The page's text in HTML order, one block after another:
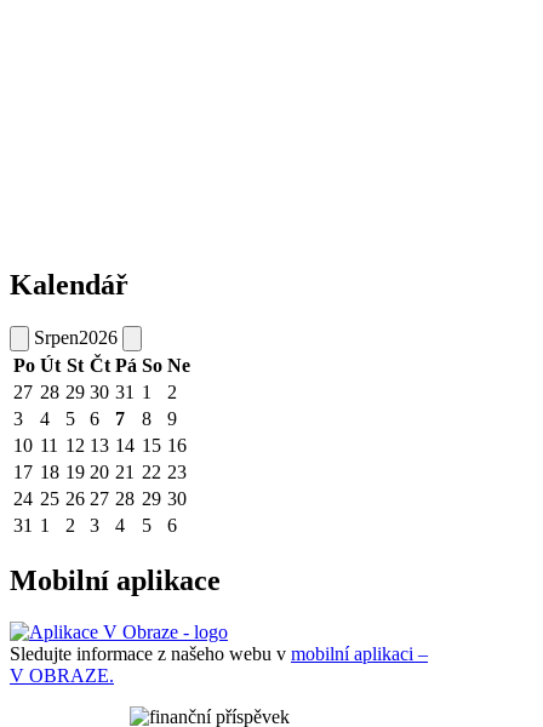
Kalendář
Srpen2026
Po Út St Čt Pá So Ne
27 28 29 30 31 1
2
3
4 5 6 7 8
9
10 11 12 13 14 15 16
17 18 19 20 21 22 23
24 25 26 27 28 29 30
31 1 2 3 4 5 6
Mobilní aplikace
Sledujte informace z našeho webu v mobilní aplikaci –
V OBRAZE.